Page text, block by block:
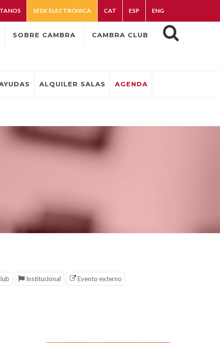
SEDE ELECTRÓNICA CAT ESP ENG
SOBRE CAMBRA CAMBRA CLUB
ALQUILER SALAS AGENDA
Institucional Evento externo